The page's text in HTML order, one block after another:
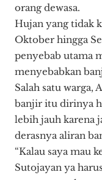
orang dewasa.
Hujan yang tidak
Oktober hingga
penyebab utama
menyebabkan
Salah satu warga,
banjir itu dirinya
lebih jauh karena
derasnya aliran
“Kalau saya mau
Sutojayan ya